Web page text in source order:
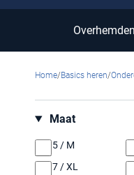
Overhemden
Home Basics heren
Maat
5 / M
7 / XL